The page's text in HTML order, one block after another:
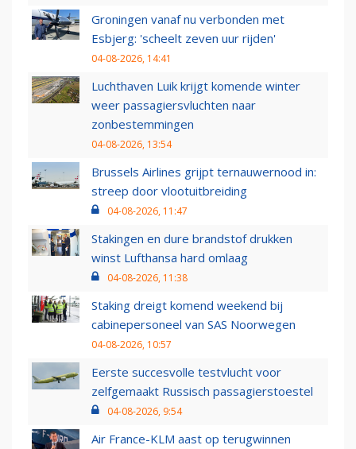
Groningen vanaf nu verbonden met
Esbjerg: 'scheelt zeven uur rijden'
04-08-2026, 14:41
Luchthaven Luik krijgt komende winter
weer passagiersvluchten naar
zonbestemmingen
04-08-2026, 13:54
Brussels Airlines grijpt ternauwernood in:
streep door vlootuitbreiding
04-08-2026, 11:47
Stakingen en dure brandstof drukken
winst Lufthansa hard omlaag
04-08-2026, 11:38
Staking dreigt komend weekend bij
cabinepersoneel van SAS Noorwegen
04-08-2026, 10:57
Eerste succesvolle testvlucht voor
zelfgemaakt Russisch passagierstoestel
04-08-2026, 9:54
Air France-KLM aast op terugwinnen